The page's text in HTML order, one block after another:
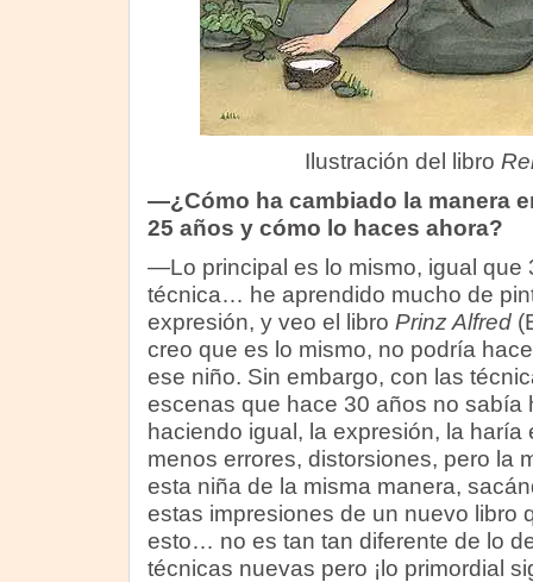
Ilustración del libro
—¿Cómo ha cambiado la manera
25 años y cómo lo haces ahora?
—Lo principal es lo mismo, igual que
técnica… he aprendido mucho de
expresión, y veo el libro Prinz Alfred
creo que es lo mismo, no podría
ese niño. Sin embargo, con las
escenas que hace 30 años no sabía
haciendo igual, la expresión, la
menos errores, distorsiones, pero la
esta niña de la misma manera,
estas impresiones de un nuevo libro
esto… no es tan tan diferente de lo
técnicas nuevas pero ¡lo primordial